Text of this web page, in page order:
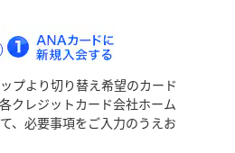
プより切り替え希望のカード
クレジットカード会社ホーム
、必要事項をご入力のうえお